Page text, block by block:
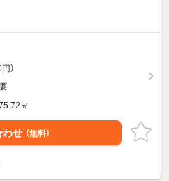
）
㎡
わせ （無料）